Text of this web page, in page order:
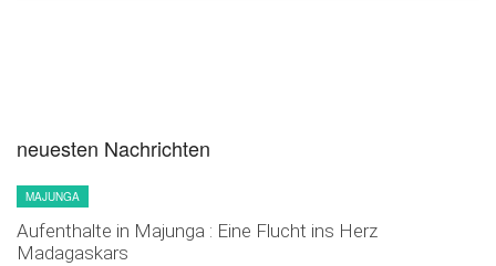
neuesten Nachrichten
MAJUNGA
Aufenthalte in Majunga : Eine Flucht ins Herz
Madagaskars